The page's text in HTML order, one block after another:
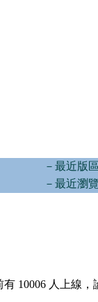
－最近版
－最近瀏
10006 人上線